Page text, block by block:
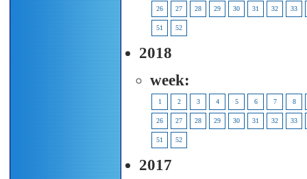
26 27 28 29 30 31 32 33
51 52
2018
week:
1 2 3 4 5 6 7 8
26 27 28 29 30 31 32 33
51 52
2017